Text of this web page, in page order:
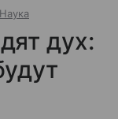
Наука
дух: